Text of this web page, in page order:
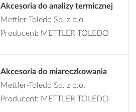
Akcesoria do analizy termicznej
Mettler-Toledo Sp. z o.o.
Producent: METTLER TOLEDO
Akcesoria do miareczkowania
Mettler-Toledo Sp. z o.o.
Producent: METTLER TOLEDO